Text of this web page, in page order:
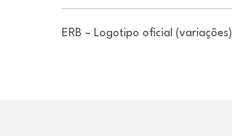
ERB – Logotipo oficial (variações)